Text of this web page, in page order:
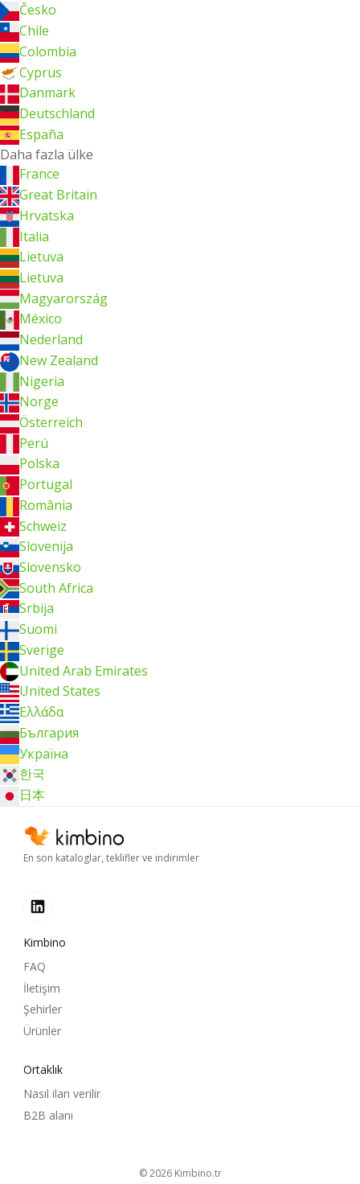
Česko
Chile
Colombia
Cyprus
Danmark
Deutschland
España
Daha fazla ülke
France
Great Britain
Hrvatska
Italia
Lietuva
Lietuva
Magyarország
México
Nederland
New Zealand
Nigeria
Norge
Österreich
Perú
Polska
Portugal
România
Schweiz
Slovenija
Slovensko
South Africa
Srbija
Suomi
Sverige
United Arab Emirates
United States
Ελλάδα
България
Україна
한국
日本
En son kataloglar, teklifler ve indirimler
Kimbino
FAQ
İletişim
Şehirler
Ürünler
Ortaklık
Nasıl ilan verilir
B2B alanı
© 2026 kimbino.tr